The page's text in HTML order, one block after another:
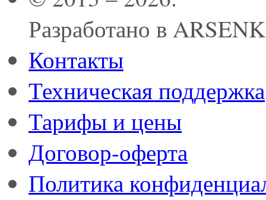
Разработано в
Контакты
Техническая поддержка
Тарифы и цены
Договор-оферта
Политика